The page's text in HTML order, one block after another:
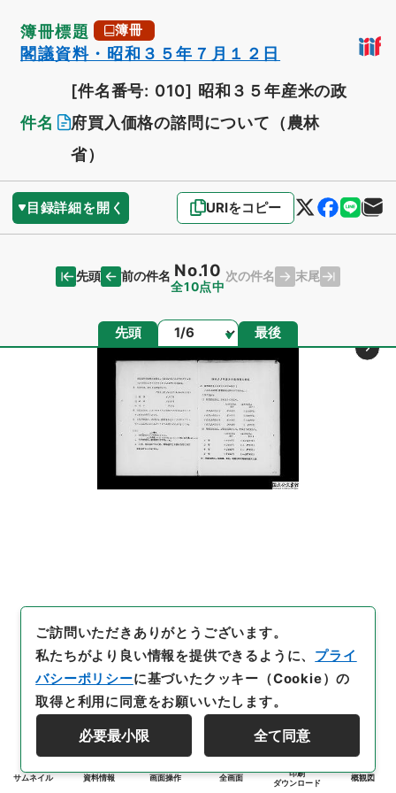
簿冊標題 簿冊
閣議資料・昭和３５年７月１２日
件名
[件名番号: 010] 昭和３５年産米の政
府買入価格の諮問について（農林
省）
目録詳細を開く URIをコピー
先頭 前の件名 No.10
全10点中
次の件名 末尾
先頭 ページ 最後
サムネイル 資料情報 画面操作 全画面
印刷
ダウンロード
概観図
ご訪問いただきありがとうございます。
私たちがより良い情報を提供できるように、 プライ
バシーポリシーに基づいたクッキー（Cookie）の
取得と利用に同意をお願いいたします。
必要最小限 全て同意